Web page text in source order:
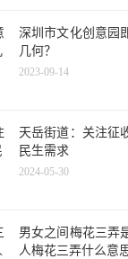
深圳市文化创意园
几何？
2023-09-14
天岳街道：关注征
民生需求
2024-05-30
男女之间梅花三弄
人梅花三弄什么意